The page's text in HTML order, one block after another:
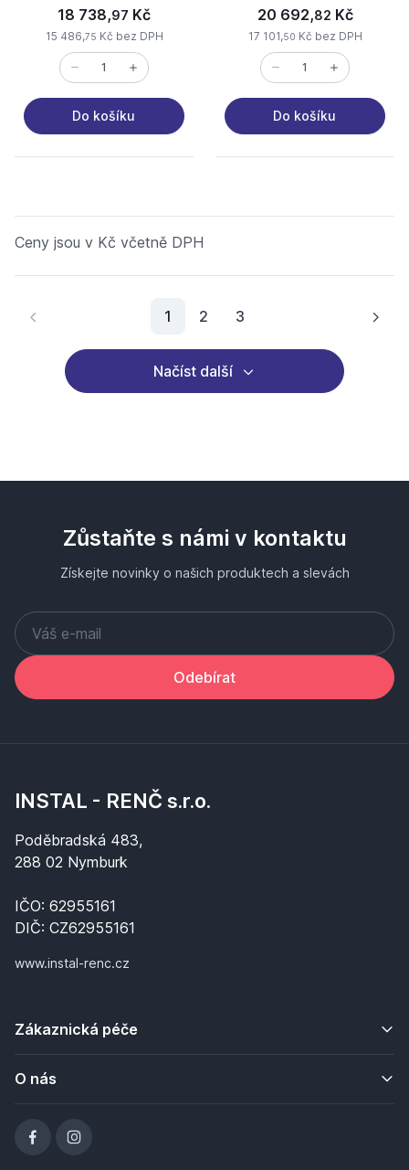
18 738,97 Kč
15 486,75 Kč bez DPH
Do košíku
20 692,82 Kč
17 101,50 Kč bez DPH
Do košíku
Ceny jsou v Kč včetně DPH
1 Aktuální stránka
2 3
Načíst další
Zůstaňte s námi v kontaktu
Získejte novinky o našich produktech a slevách
Odebírat
INSTAL - RENČ s.r.o.
Poděbradská 483,
288 02 Nymburk
IČO: 62955161
DIČ: CZ62955161
www.instal-renc.cz
Zákaznická péče
O nás